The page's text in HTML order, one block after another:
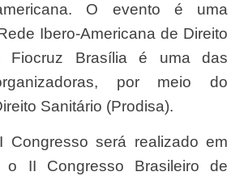
O evento é uma
Ibero-Americana de Direito
Fiocruz Brasília é uma das
por meio do
Sanitário (Prodisa).
o II Congresso Brasileiro de